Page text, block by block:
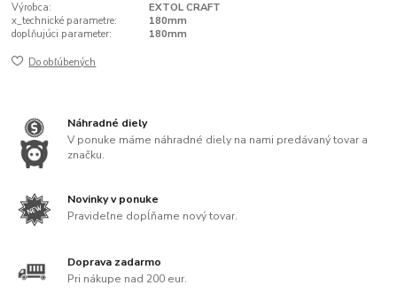
Výrobca:
EXTOL CRAFT
x_technické parametre:
180mm
doplňujúci parameter:
180mm
Do obľúbených
Náhradné diely
V ponuke máme náhradné diely na nami predávaný tovar a
značku.
Novinky v ponuke
Pravideľne dopĺňame nový tovar.
Doprava zadarmo
Pri nákupe nad 200 eur.